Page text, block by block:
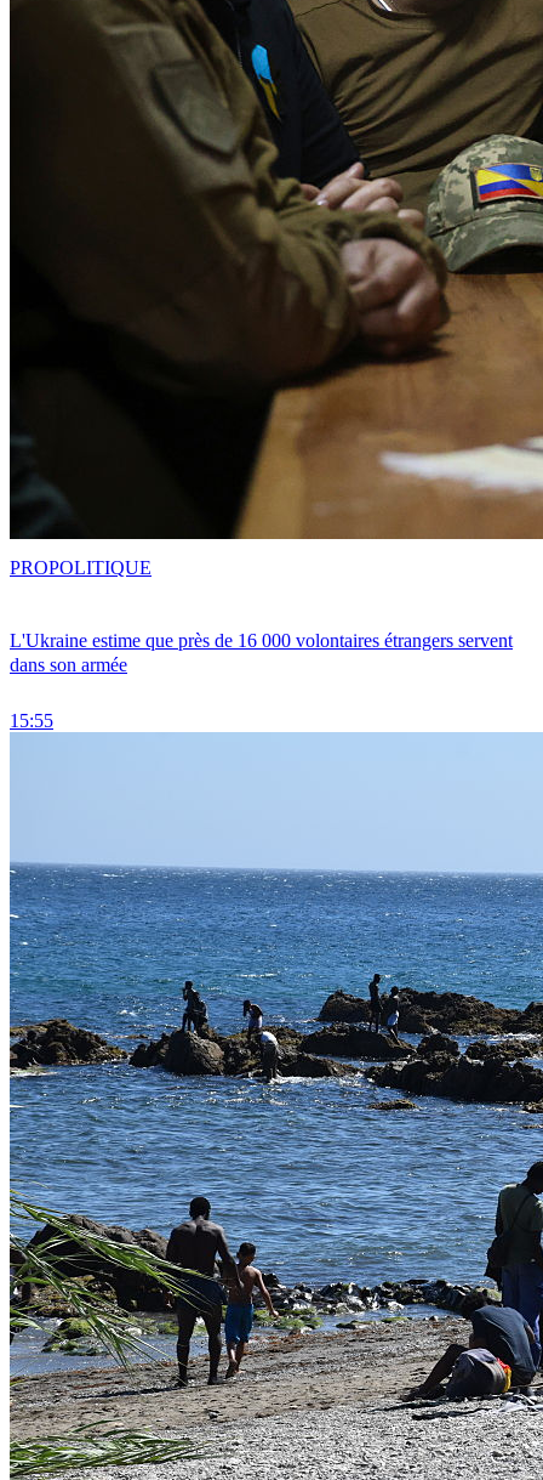
L'Ukraine estime que près de 16 000 volontaires étrangers servent
dans son armée
15:55
PROPOLITIQUE